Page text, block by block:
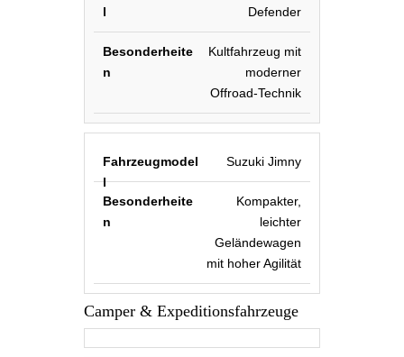
Defender
Kultfahrzeug mit
moderner
Offroad-Technik
Suzuki Jimny
Kompakter,
leichter
Geländewagen
mit hoher Agilität
Camper & Expeditionsfahrzeuge